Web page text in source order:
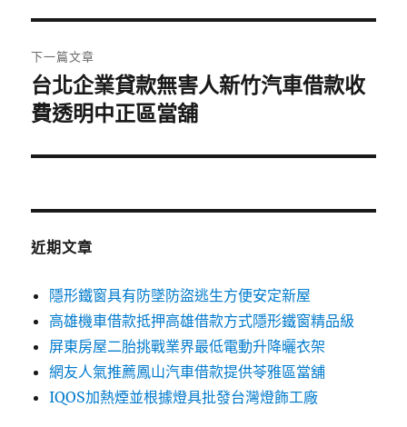
覽
文
章:
下一篇文章
下
一
文
台北企業貸款無害人新竹汽車借款收
費透明中正區當舖
近期文章
隱形鐵窗具有防墜防盜逃生方便安定新屋
高雄機車借款抵押高雄借款方式隱形鐵窗精品級
屏東房屋二胎挑戰業界最低電動升降曬衣架
網友人氣推薦鳳山汽車借款提供苓雅區當舖
IQOS加熱煙並根據燈具批發台灣燈飾工廠